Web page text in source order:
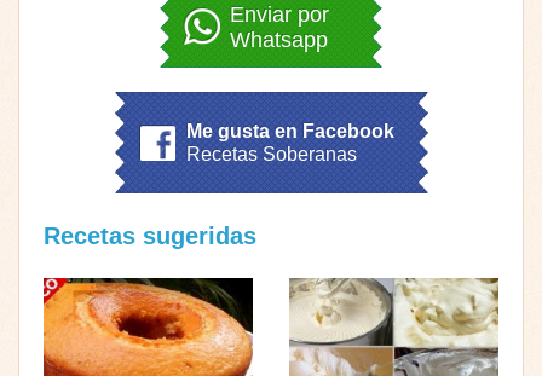
Enviar por
Whatsapp
Me gusta en Facebook
Recetas Soberanas
Recetas sugeridas